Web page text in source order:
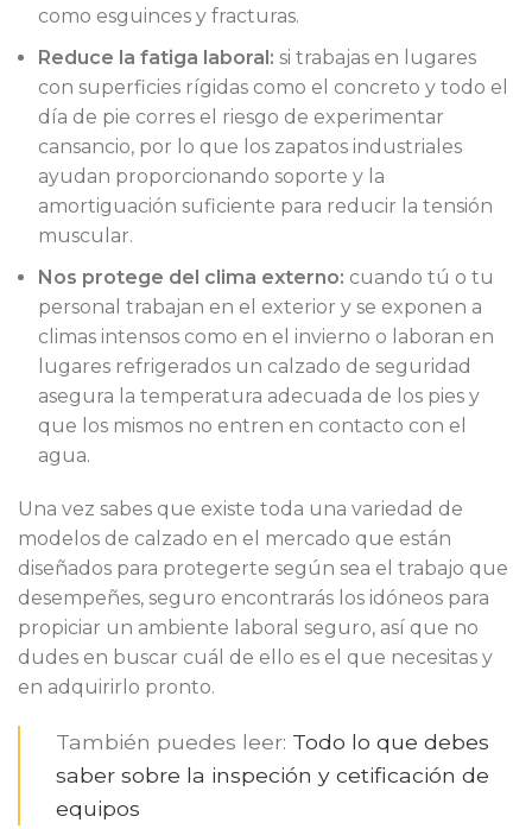
como esguinces y fracturas.
Reduce la fatiga laboral: si trabajas en lugares
con superficies rígidas como el concreto y todo el
día de pie corres el riesgo de experimentar
cansancio, por lo que los zapatos industriales
ayudan proporcionando soporte y la
amortiguación suficiente para reducir la tensión
muscular.
Nos protege del clima externo: cuando tú o tu
personal trabajan en el exterior y se exponen a
climas intensos como en el invierno o laboran en
lugares refrigerados un calzado de seguridad
asegura la temperatura adecuada de los pies y
que los mismos no entren en contacto con el
agua.
Una vez sabes que existe toda una variedad de
modelos de calzado en el mercado que están
diseñados para protegerte según sea el trabajo que
desempeñes, seguro encontrarás los idóneos para
propiciar un ambiente laboral seguro, así que no
dudes en buscar cuál de ello es el que necesitas y
en adquirirlo pronto.
También puedes leer: Todo lo que debes
saber sobre la inspeción y cetificación de
equipos